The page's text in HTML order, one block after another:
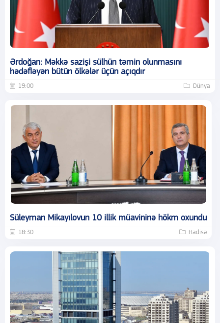
Ərdoğan: Məkkə sazişi sülhün təmin olunmasını
hədəfləyən bütün ölkələr üçün açıqdır
19:00 Dünya
Süleyman Mikayılovun 10 illik müavininə hökm oxundu
18:30 Hadisə